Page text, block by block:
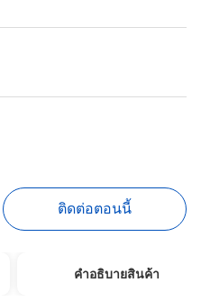
ติดต่อตอนนี้
คําอธิบายสินค้า